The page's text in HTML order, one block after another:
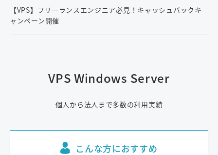
【VPS】フリーランスエンジニア必見！キャッシュバックキ
ャンペーン開催
VPS Windows Server
個人から法人まで多数の利用実績
こんな方におすすめ